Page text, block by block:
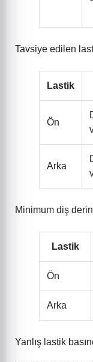
Tavsiye edilen
Lastik
Ön
Arka
Minimum diş
Lastik
Ön
Arka
Yanlış lastik